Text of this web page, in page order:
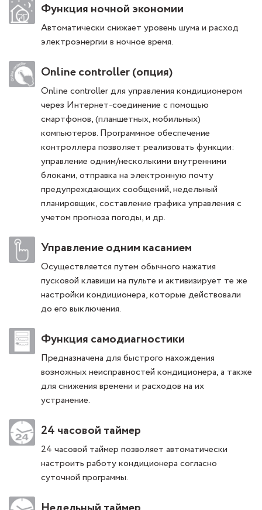
Функция ночной экономии
Автоматически снижает уровень шума и расход
электроэнергии в ночное время.
Online controller (опция)
Online controller для управления кондиционером
через Интернет-соединение с помощью
смартфонов, (планшетных, мобильных)
компьютеров. Программное обеспечение
контроллера позволяет реализовать функции:
управление одним/несколькими внутренними
блоками, отправка на электронную почту
предупреждающих сообщений, недельный
планировщик, составление графика управления с
учетом прогноза погоды, и др.
Управление одним касанием
Осуществляется путем обычного нажатия
пусковой клавиши на пульте и активизирует те же
настройки кондиционера, которые действовали
до его выключения.
Функция самодиагностики
Предназначена для быстрого нахождения
возможных неисправностей кондиционера, а также
для снижения времени и расходов на их
устранение.
24 часовой таймер
24 часовой таймер позволяет автоматически
настроить работу кондиционера согласно
суточной программы.